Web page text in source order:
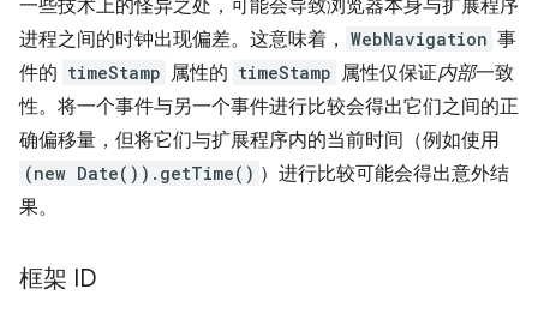
一些技术上的怪异之处，可能会导致浏览器本身与扩展程序
进程之间的时钟出现偏差。这意味着， WebNavigation 事
件的 timeStamp 属性的 timeStamp 属性仅保证内部一致
性。将一个事件与另一个事件进行比较会得出它们之间的正
确偏移量，但将它们与扩展程序内的当前时间（例如使用
(new Date()).getTime() ）进行比较可能会得出意外结
果。
框架 ID